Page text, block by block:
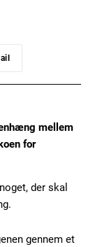
mellem
for
der skal
gennem et